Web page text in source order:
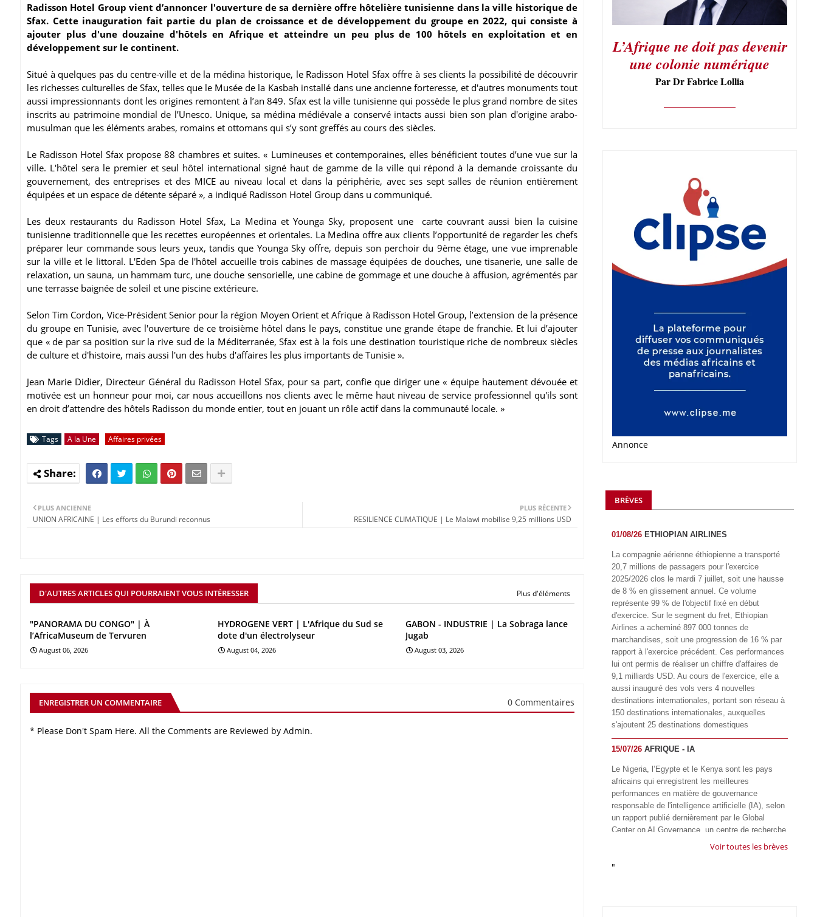
Radisson Hotel Group vient d’annoncer l'ouverture de sa dernière offre hôtelière tunisienne dans la ville historique de
Sfax. Cette inauguration fait partie du plan de croissance et de développement du groupe en 2022, qui consiste à
ajouter plus d'une douzaine d'hôtels en Afrique et atteindre un peu plus de 100 hôtels en exploitation et en
développement sur le continent.
Situé à quelques pas du centre-ville et de la médina historique, le Radisson Hotel Sfax offre à ses clients la possibilité de découvrir
les richesses culturelles de Sfax, telles que le Musée de la Kasbah installé dans une ancienne forteresse, et d'autres monuments tout
aussi impressionnants dont les origines remontent à l’an 849. Sfax est la ville tunisienne qui possède le plus grand nombre de sites
inscrits au patrimoine mondial de l’Unesco. Unique, sa médina médiévale a conservé intacts aussi bien son plan d'origine arabo-
musulman que les éléments arabes, romains et ottomans qui s’y sont greffés au cours des siècles.
Le Radisson Hotel Sfax propose 88 chambres et suites. « Lumineuses et contemporaines, elles bénéficient toutes d’une vue sur la
ville. L'hôtel sera le premier et seul hôtel international signé haut de gamme de la ville qui répond à la demande croissante du
gouvernement, des entreprises et des MICE au niveau local et dans la périphérie, avec ses sept salles de réunion entièrement
équipées et un espace de détente séparé », a indiqué Radisson Hotel Group dans u communiqué.
Les deux restaurants du Radisson Hotel Sfax, La Medina et Younga Sky, proposent une carte couvrant aussi bien la cuisine
tunisienne traditionnelle que les recettes européennes et orientales. La Medina offre aux clients l’opportunité de regarder les chefs
préparer leur commande sous leurs yeux, tandis que Younga Sky offre, depuis son perchoir du 9ème étage, une vue imprenable
sur la ville et le littoral. L'Eden Spa de l'hôtel accueille trois cabines de massage équipées de douches, une tisanerie, une salle de
relaxation, un sauna, un hammam turc, une douche sensorielle, une cabine de gommage et une douche à affusion, agrémentés par
une terrasse baignée de soleil et une piscine extérieure.
Selon Tim Cordon, Vice-Président Senior pour la région Moyen Orient et Afrique à Radisson Hotel Group, l’extension de la présence
du groupe en Tunisie, avec l'ouverture de ce troisième hôtel dans le pays, constitue une grande étape de franchie. Et lui d’ajouter
que « de par sa position sur la rive sud de la Méditerranée, Sfax est à la fois une destination touristique riche de nombreux siècles
de culture et d'histoire, mais aussi l'un des hubs d'affaires les plus importants de Tunisie ».
Jean Marie Didier, Directeur Général du Radisson Hotel Sfax, pour sa part, confie que diriger une « équipe hautement dévouée et
motivée est un honneur pour moi, car nous accueillons nos clients avec le même haut niveau de service professionnel qu'ils sont
en droit d’attendre des hôtels Radisson du monde entier, tout en jouant un rôle actif dans la communauté locale. »
Tags A la Une Affaires privées
PLUS RÉCENTE
RESILIENCE CLIMATIQUE | Le Malawi mobilise 9,25 millions USD
PLUS ANCIENNE
UNION AFRICAINE | Les efforts du Burundi reconnus
D'AUTRES ARTICLES QUI POURRAIENT VOUS INTÉRESSER Plus d'éléments
"PANORAMA DU CONGO" | À
l’AfricaMuseum de Tervuren
August 06, 2026
HYDROGENE VERT | L'Afrique du Sud se
dote d'un électrolyseur
August 04, 2026
GABON - INDUSTRIE | La Sobraga lance
Jugab
August 03, 2026
ENREGISTRER UN COMMENTAIRE 0 Commentaires
* Please Don't Spam Here. All the Comments are Reviewed by Admin.
L’Afrique ne doit pas devenir
une colonie numérique
Par Dr Fabrice Lollia
Annonce
BRÈVES
01/08/26 ETHIOPIAN AIRLINES
La compagnie aérienne éthiopienne a transporté
20,7 millions de passagers pour l'exercice
2025/2026 clos le mardi 7 juillet, soit une hausse
de 8 % en glissement annuel. Ce volume
représente 99 % de l'objectif fixé en début
d'exercice. Sur le segment du fret, Ethiopian
Airlines a acheminé 897 000 tonnes de
marchandises, soit une progression de 16 % par
rapport à l'exercice précédent. Ces performances
lui ont permis de réaliser un chiffre d'affaires de
9,1 milliards USD. Au cours de l'exercice, elle a
aussi inauguré des vols vers 4 nouvelles
destinations internationales, portant son réseau à
150 destinations internationales, auxquelles
s'ajoutent 25 destinations domestiques
15/07/26 AFRIQUE - IA
Le Nigeria, l’Egypte et le Kenya sont les pays
africains qui enregistrent les meilleures
performances en matière de gouvernance
responsable de l'intelligence artificielle (IA), selon
un rapport publié dernièrement par le Global
Center on AI Governance, un centre de recherche
basé en Afrique du Sud, qui œuvre à promouvoir
à l'échelle mondiale. Alors que l’IA transforme
Voir toutes les brèves
"